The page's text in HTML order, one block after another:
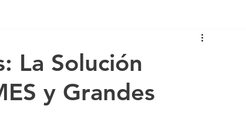
La Solución
y Grandes